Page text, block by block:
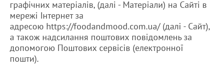
графічних матеріалів, (далі - Матеріали) на Сайті в
мережі Інтернет за
адресою https://foodandmood.com.ua/ (далі - Сайт),
а також надсилання поштових повідомлень за
допомогою Поштових сервісів (електронної
пошти).